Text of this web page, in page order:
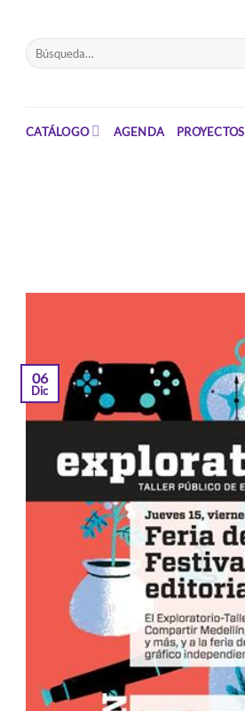
Buscar
por:
CATÁLOGO AGENDA PROYECTOS
06
Dic